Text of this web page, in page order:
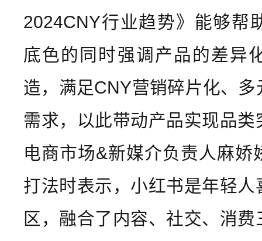
2024CNY行业趋势》能够帮
底色的同时强调产品的差异
造，满足CNY营销碎片化、
需求，以此带动产品实现品
电商市场&新媒介负责人麻娇
打法时表示，小红书是年轻
区，融合了内容、社交、消